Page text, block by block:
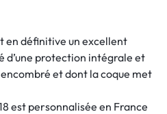
en définitive un excellent
d’une protection intégrale et
et dont la coque met
est personnalisée en France